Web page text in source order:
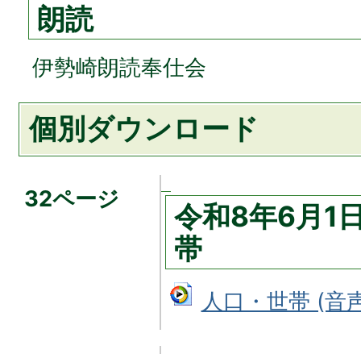
朗読
伊勢崎朗読奉仕会
個別ダウンロード
32ページ
令和8年6月1
帯
人口・世帯 (音